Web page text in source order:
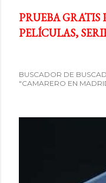
PRUEBA GRATIS
PELÍCULAS,
BUSCADOR DE
"CAMARERO EN